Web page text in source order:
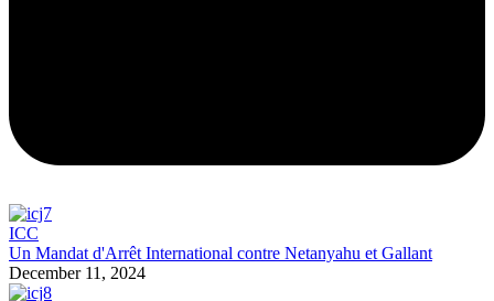
ICC
Un Mandat d'Arrêt International contre Netanyahu et Gallant
December 11, 2024